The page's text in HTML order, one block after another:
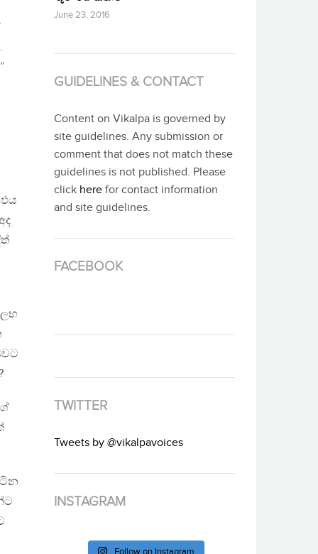
June 23, 2016
GUIDELINES & CONTACT
Content on Vikalpa is governed by
site guidelines. Any submission or
comment that does not match these
guidelines is not published. Please
click here for contact information
and site guidelines.
FACEBOOK
TWITTER
Tweets by @vikalpavoices
INSTAGRAM